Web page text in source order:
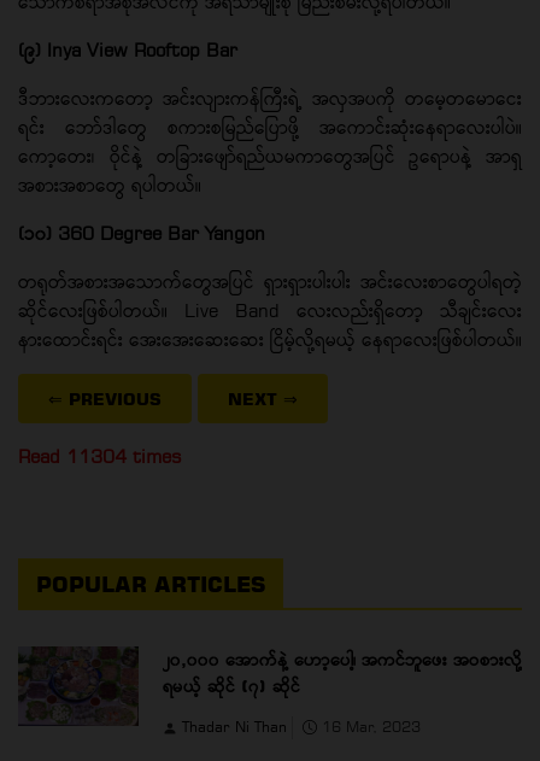
(၉) Inya View Rooftop Bar
ဒီဘားလေးကတော့ အင်းလျားကန်ကြီးရဲ့ အလှအပကို တမေ့တမောငေး
ရင်း ဘော်ဒါတွေ စကားစမြည်ပြောဖို့ အကောင်းဆုံးနေရာလေးပါပဲ။
ကော့တေး၊ ဝိုင်နဲ့ တခြားဖျော်ရည်ယမကာတွေအပြင် ဥရောပနဲ့ အာရှ
အစားအစာတွေ ရပါတယ်။
(၁၀) 360 Degree Bar Yangon
တရုတ်အစားအသောက်တွေအပြင် ရှားရှားပါးပါး အင်းလေးစာတွေပါရတဲ့
ဆိုင်လေးဖြစ်ပါတယ်။ Live Band လေးလည်းရှိတော့ သီချင်းလေး
နားထောင်းရင်း အေးအေးဆေးဆေး ငြိမ့်လို့ရမယ့် နေရာလေးဖြစ်ပါတယ်။
⇐ PREVIOUS NEXT ⇒
Read 11304 times
POPULAR ARTICLES
၂၀,၀၀၀ အောက်နဲ့ ဟော့ပေါ့၊ အကင်ဘူဖေး အဝစားလို့
ရမယ့် ဆိုင် (၇) ဆိုင်
Thadar Ni Than 16 Mar, 2023